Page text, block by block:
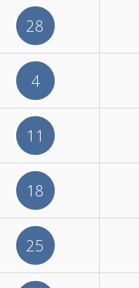
28
4
11
18
25